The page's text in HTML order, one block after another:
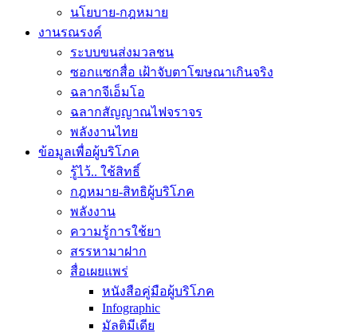
นโยบาย-กฎหมาย
งานรณรงค์
ระบบขนส่งมวลชน
ซอกแซกสื่อ เฝ้าจับตาโฆษณาเกินจริง
ฉลากจีเอ็มโอ
ฉลากสัญญาณไฟจราจร
พลังงานไทย
ข้อมูลเพื่อผู้บริโภค
รู้ไว้.. ใช้สิทธิ์
กฎหมาย-สิทธิผู้บริโภค
พลังงาน
ความรู้การใช้ยา
สรรหามาฝาก
สื่อเผยแพร่
หนังสือคู่มือผู้บริโภค
Infographic
มัลติมีเดีย